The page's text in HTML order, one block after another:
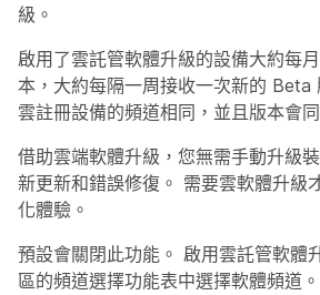
級。
啟用了雲託管軟體升級的設備大約每
本，大約每隔一周接收一次新的 Beta
雲註冊設備的頻道相同，並且版本會
借助雲端軟體升級，您無需手動升級
新更新和錯誤修復。 需要雲軟體升級
化體驗。
預設會關閉此功能。 啟用雲託管軟體
區的頻道選擇功能表中選擇軟體頻道